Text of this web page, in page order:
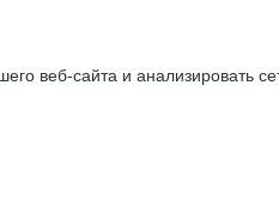
веб-сайта и анализировать